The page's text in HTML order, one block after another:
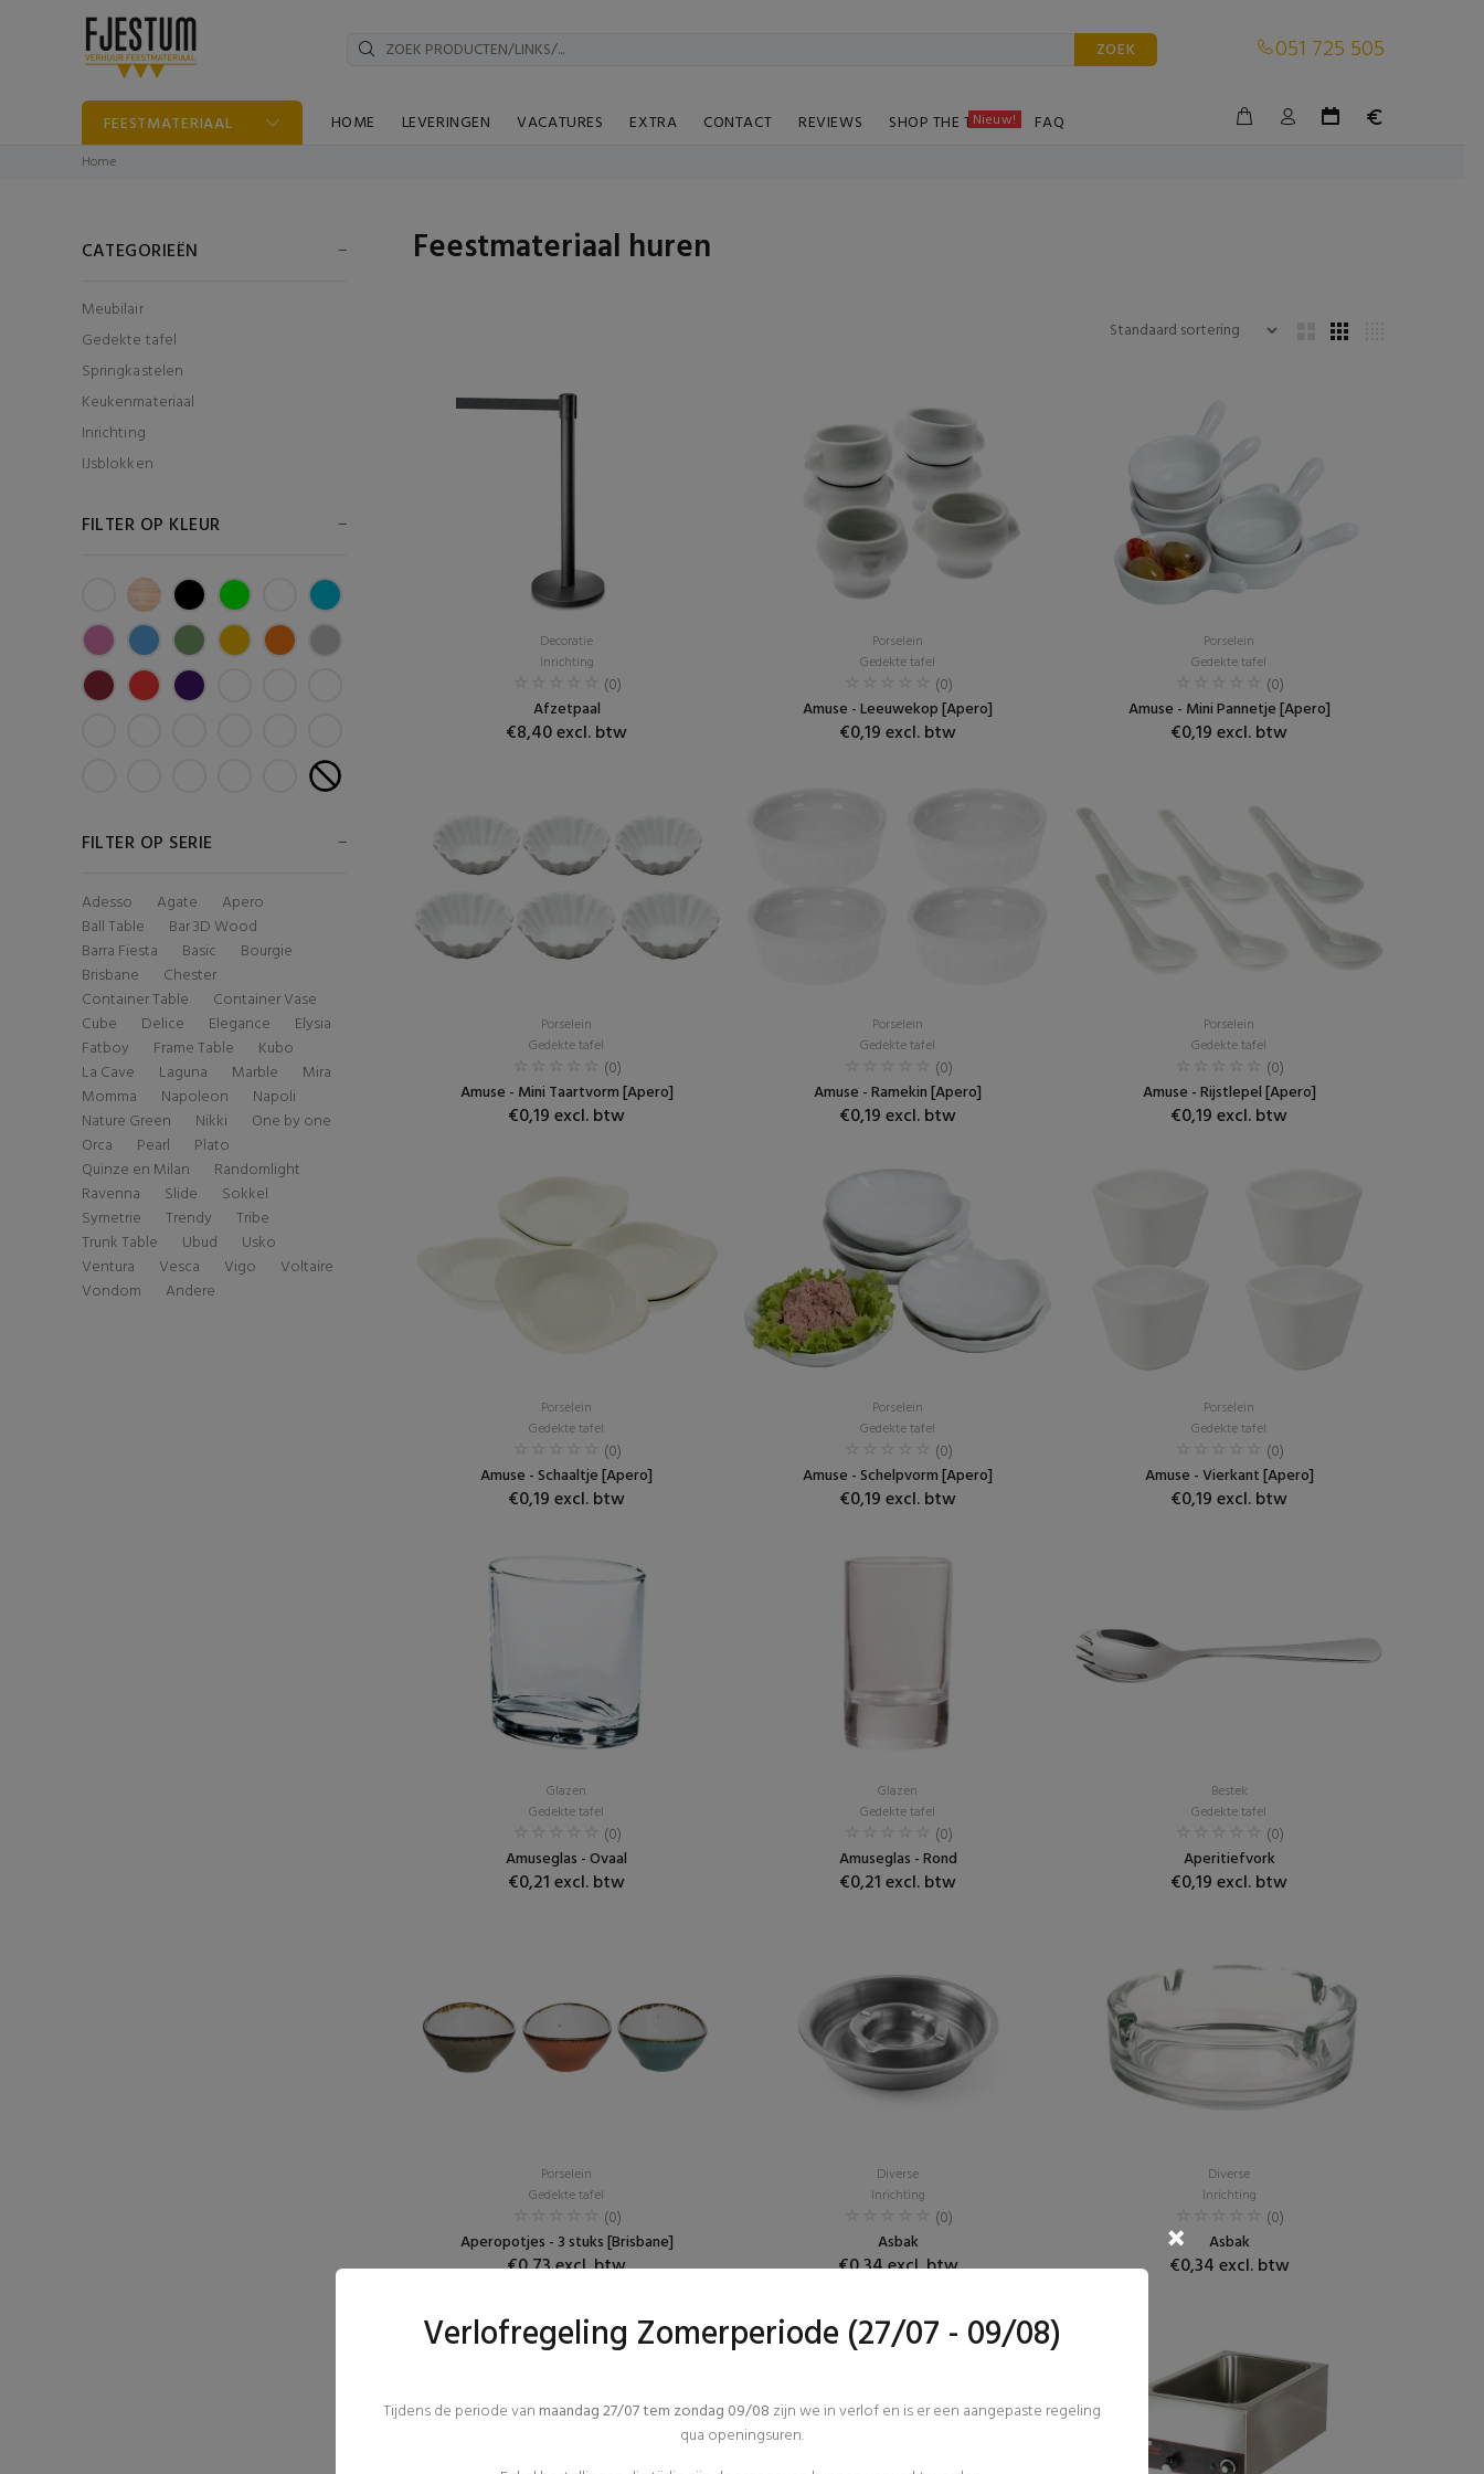
ZOEK 051 725 505
FEESTMATERIAAL HOME LEVERINGEN VACATURES EXTRA CONTACT REVIEWS SHOP THE TABLE
Nieuw! FAQ
Home
CATEGORIEËN
Meubilair
Gedekte tafel
Springkastelen
Keukenmateriaal
Inrichting
IJsblokken
FILTER OP KLEUR
FILTER OP SERIE
Adesso Agate
Apero
Ball Table
Bar 3D Wood
Barra Fiesta
Basic
Bourgie
Brisbane
Chester
Container Table
Container Vase
Cube
Delice Elegance
Elysia
Fatboy
Frame Table
Kubo
La Cave
Laguna Marble
Mira
Momma
Napoleon
Napoli
Nature Green
Nikki
One by one
Orca
Pearl
Plato
Quinze en Milan
Randomlight
Ravenna
Slide
Sokkel
Symetrie
Trendy
Tribe
Trunk Table
Ubud
Usko
Ventura
Vesca Vigo
Voltaire
Vondom
Andere
Feestmateriaal huren
Decoratie
Inrichting
(0)
Afzetpaal
€8,40 excl. btw
Porselein
Gedekte tafel
(0)
Amuse - Leeuwekop [Apero]
€0,19 excl. btw
Porselein
Gedekte tafel
(0)
Amuse - Mini Pannetje [Apero]
€0,19 excl. btw
Porselein
Gedekte tafel
(0)
Amuse - Mini Taartvorm [Apero]
€0,19 excl. btw
Porselein
Gedekte tafel
(0)
Amuse - Ramekin [Apero]
€0,19 excl. btw
Porselein
Gedekte tafel
(0)
Amuse - Rijstlepel [Apero]
€0,19 excl. btw
Porselein
Gedekte tafel
(0)
Amuse - Schaaltje [Apero]
€0,19 excl. btw
Porselein
Gedekte tafel
(0)
Amuse - Schelpvorm [Apero]
€0,19 excl. btw
Porselein
Gedekte tafel
(0)
Amuse - Vierkant [Apero]
€0,19 excl. btw
Glazen
Gedekte tafel
(0)
Amuseglas - Ovaal
€0,21 excl. btw
Glazen
Gedekte tafel
(0)
Amuseglas - Rond
€0,21 excl. btw
Bestek
Gedekte tafel
(0)
Aperitiefvork
€0,19 excl. btw
Porselein
Gedekte tafel
(0)
Aperopotjes - 3 stuks [Brisbane]
€0,73 excl. btw
Diverse
Inrichting
(0)
Asbak
€0,34 excl. btw
Diverse
Inrichting
(0)
Asbak
€0,34 excl. btw
Verlofregeling Zomerperiode (27/07 - 09/08)
Tijdens de periode van maandag 27/07 tem zondag 09/08 zijn we in verlof en is er een aangepaste regeling
qua openingsuren.